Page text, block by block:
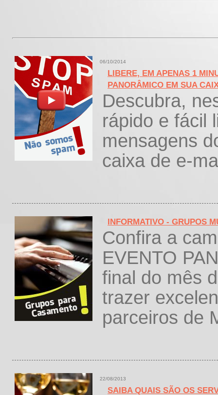
06/10/2014
LIBERE, EM APENAS 1
PANORÂMICO EM SUA
Descubra,
rápido e fácil
mensagens
caixa de e-
INFORMATIVO - GRUPOS
Confira a
EVENTO
final do mês
trazer
parceiros de
22/08/2013
SAIBA QUAIS SÃO OS